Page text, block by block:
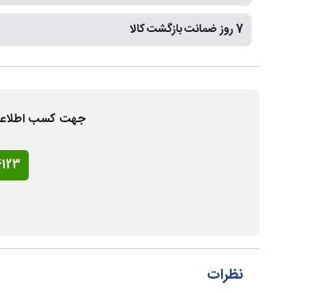
7 روز ضمانت بازگشت کالا
جهت کسب
نظرات